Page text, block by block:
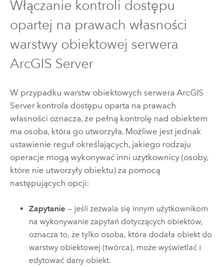
Włączanie kontroli dostępu
opartej na prawach własności
warstwy obiektowej serwera
ArcGIS Server
W przypadku warstw obiektowych serwera ArcGIS
Serverkontrola dostępu oparta na prawach
własności oznacza, że pełną kontrolę nad obiektem
ma osoba, która go utworzyła. Możliwe jest jednak
ustawienie reguł określających, jakiego rodzaju
operacje mogą wykonywać inni użytkownicy (osoby,
które nie utworzyły obiektu) za pomocą
następujących opcji:
Zapytanie — jeśli zezwala się innym użytkownikom
na wykonywanie zapytań dotyczących obiektów,
oznacza to, że tylko osoba, która dodała obiekt do
warstwy obiektowej (twórca), może wyświetlać i
edytować dany obiekt.